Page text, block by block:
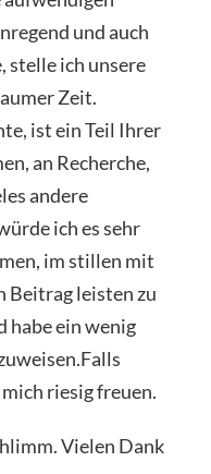
und auch
stelle ich unsere
Zeit.
ist ein Teil Ihrer
an Recherche,
andere
ich es sehr
im stillen mit
Beitrag leisten zu
habe ein wenig
riesig freuen.
Vielen Dank